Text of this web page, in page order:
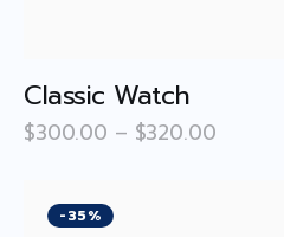
Classic Watch
$300.00 – $320.00
-35%